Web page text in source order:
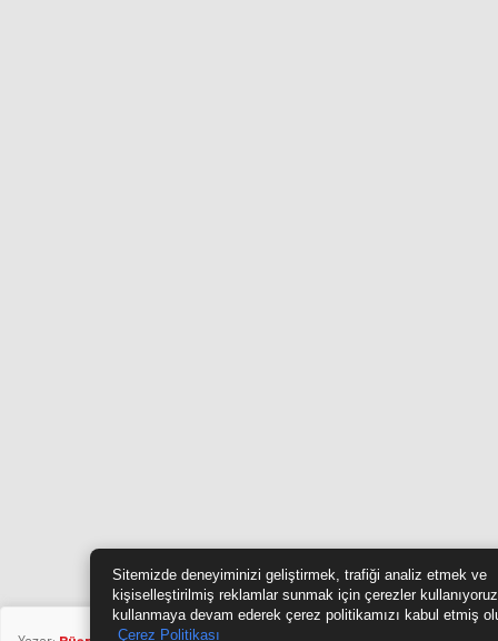
Sitemizde deneyiminizi geliştirmek, trafiği analiz etmek ve
kişiselleştirilmiş reklamlar sunmak için çerezler
kullanmaya devam ederek çerez politikamızı kabul etmiş
Çerez Politikası